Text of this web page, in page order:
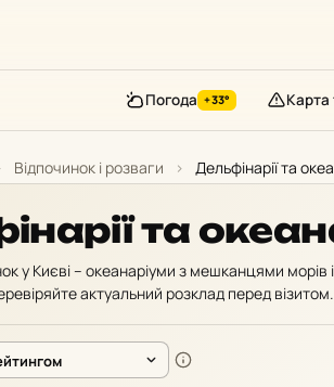
Погода +33° Карта
Відпочинок і розваги › Дельфінарії та
та
у Києві – океанаріуми з мешканцями морів
актуальний розклад перед візитом.